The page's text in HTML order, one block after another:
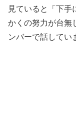
見ていると「下手
かくの努力が台無
ンバーで話してい